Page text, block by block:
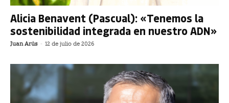
Alicia Benavent (Pascual): «Tenemos la
sostenibilidad integrada en nuestro ADN»
Juan Arús - 12 de julio de 2026